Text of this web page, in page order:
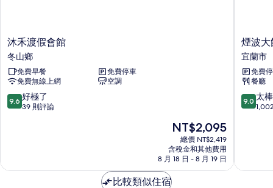
沐
禾
渡
假
會
館
冬
沐禾渡假會館
冬山鄉
免費早餐
免費停車
免費無線上網
空調
9.6
分，
極
9.6 好極了
39 則評論
現
價
格
為
NT$2,095
NT$2,095
總價 NT$2,419
含稅金和其他費用
8 月 18 日 - 8 月 19 日
煙
波
大
飯
店
宜
蘭
煙波大
宜蘭市
免費
餐廳
9.0
分，
棒
9.0 太
比較類似住宿